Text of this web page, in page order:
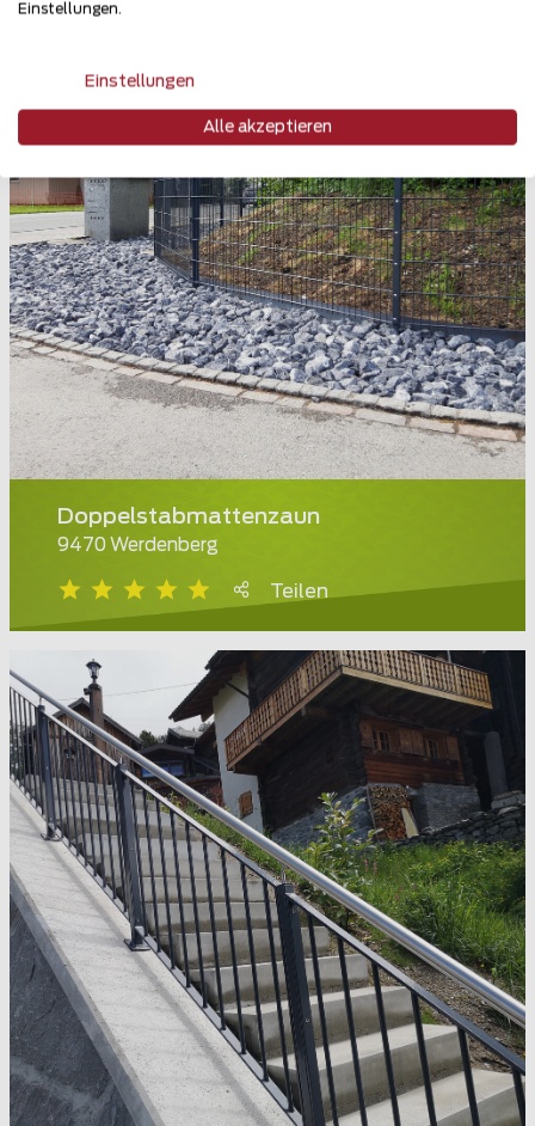
Doppelstabmattenzaun
9470 Werdenberg
Teilen
Einstellungen.
Einstellungen
Alle akzeptieren